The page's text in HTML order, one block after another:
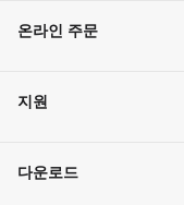
온라인 주문
주문 방법
벌크 주문
지원
고객 센터
다운로드